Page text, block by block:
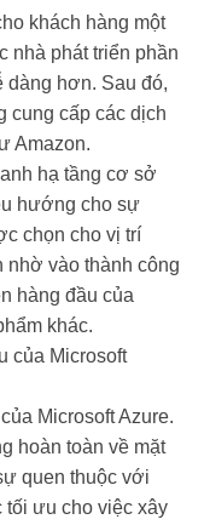
khách hàng một
nhà phát triển phần
dàng hơn. Sau đó,
cung cấp các dịch
Amazon.
hạ tầng cơ sở
hướng cho sự
chọn cho vị trí
nhờ vào thành công
hàng đầu của
khác.
Microsoft Azure.
hoàn toàn về mặt
quen thuộc với
tối ưu cho việc xây